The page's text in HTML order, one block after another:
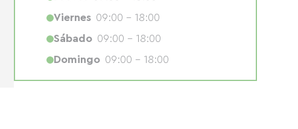
Viernes 09:00 - 18:00
Sábado 09:00 - 18:00
Domingo 09:00 - 18:00